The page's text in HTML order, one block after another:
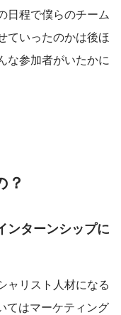
日程で僕らのチーム
ていったのかは後ほ
な参加者がいたかに
？
ンターンシップに
ャリスト人材になる
てはマーケティング